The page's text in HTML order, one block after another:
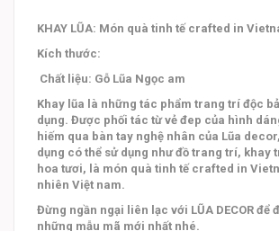
KHAY LŨA: Món quà tinh tế crafted in
Kích thước:
Chất liệu: Gỗ Lũa Ngọc am
Khay lũa là những tác phẩm trang trí độc
dụng. Được phối tác từ vẻ đep của hình
hiếm qua bàn tay nghệ nhân của Lũa
dụng có thể sử dụng như đồ trang trí, khay
hoa tươi, là món quà tinh tế crafted in
nhiên Việt nam.
Đừng ngần ngại liên lạc với LŨA DECOR để
những mẫu mã mới nhất nhé.